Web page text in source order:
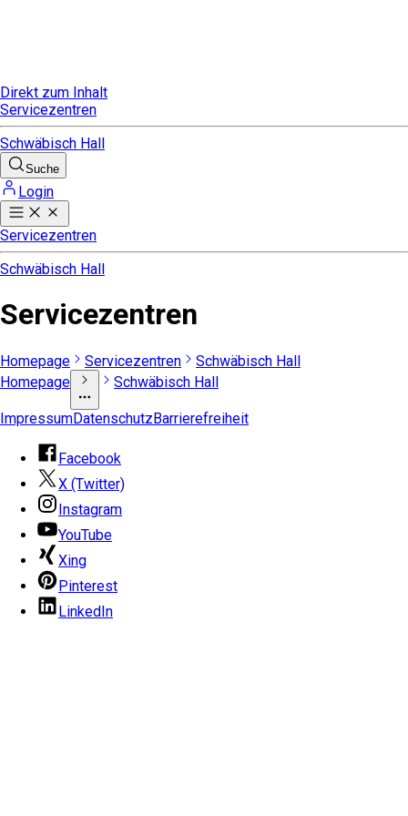
Direkt zum Inhalt
Servicezentren
Schwäbisch Hall
Suche
Login
Servicezentren
Schwäbisch Hall
Servicezentren
Homepage Servicezentren
Schwäbisch Hall
Homepage
Schwäbisch Hall
ImpressumDatenschutzBarrierefreiheit
Facebook
X (Twitter)
Instagram
YouTube
Xing
Pinterest
LinkedIn